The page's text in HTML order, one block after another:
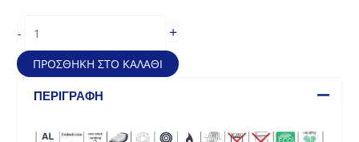
-
τηγάνι
αλουμινίου
Loft
(18*3,8cm)
+
ΠΡΟΣΘΉΚΗ ΣΤΟ ΚΑΛΆΘΙ
ΠΕΡΙΓΡΑΦΉ